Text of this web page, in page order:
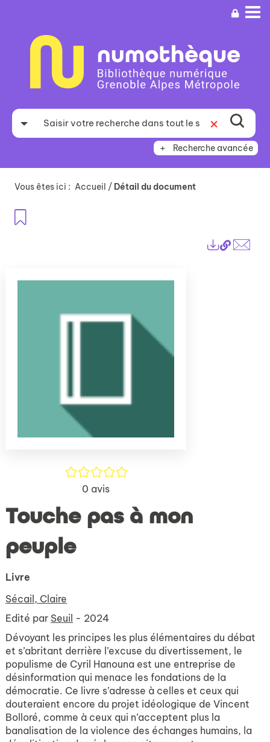
recherche
Recherche avancée
Vous êtes ici : Accueil / Détail du document
Lien
/5
0 avis
Touche pas à mon
peuple
Livre
Sécail, Claire
Edité par Seuil - 2024
Dévoyant les principes les plus élémentaires du débat
et s’abritant derrière l’excuse du divertissement, le
populisme de Cyril Hanouna est une entreprise de
désinformation qui menace les fondations de la
démocratie. Ce livre s’adresse à celles et ceux qui
douteraient encore du projet idéologique de Vincent
Bolloré, comme à ceux qui n’acceptent plus la
banalisation de la violence des échanges humains, la